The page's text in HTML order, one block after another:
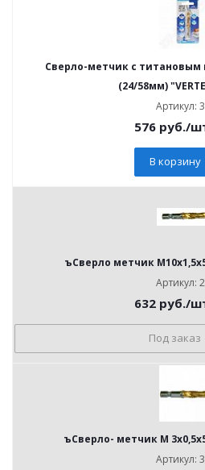
Сверло-метчик с
(24/58мм)
Артикул:
576 руб./
В корзину
ъСверло метчик
Артикул:
632 руб./
Под заказ
ъСверло- метчик М
Артикул: